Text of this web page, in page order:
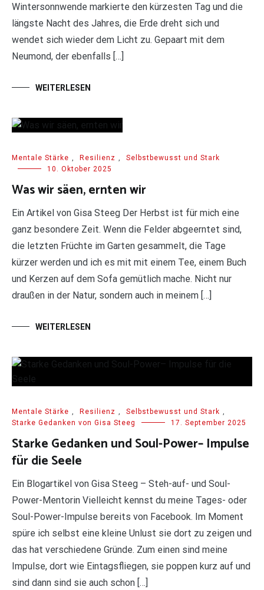
Wintersonnwende markierte den kürzesten Tag und die
längste Nacht des Jahres, die Erde dreht sich und
wendet sich wieder dem Licht zu. Gepaart mit dem
Neumond, der ebenfalls […]
WEITERLESEN
Mentale Stärke Resilienz
Selbstbewusst und Stark
10. Oktober 2025
Was wir säen, ernten wir
Ein Artikel von Gisa Steeg Der Herbst ist für mich eine
ganz besondere Zeit. Wenn die Felder abgeerntet sind,
die letzten Früchte im Garten gesammelt, die Tage
kürzer werden und ich es mit mit einem Tee, einem Buch
und Kerzen auf dem Sofa gemütlich mache. Nicht nur
draußen in der Natur, sondern auch in meinem […]
WEITERLESEN
Mentale Stärke Resilienz Selbstbewusst und Stark
Starke Gedanken von Gisa Steeg
17. September 2025
Starke Gedanken und Soul-Power– Impulse
für die Seele
Ein Blogartikel von Gisa Steeg – Steh-auf- und Soul-
Power-Mentorin Vielleicht kennst du meine Tages- oder
Soul-Power-Impulse bereits von Facebook. Im Moment
spüre ich selbst eine kleine Unlust sie dort zu zeigen und
das hat verschiedene Gründe. Zum einen sind meine
Impulse, dort wie Eintagsfliegen, sie poppen kurz auf und
sind dann sind sie auch schon […]